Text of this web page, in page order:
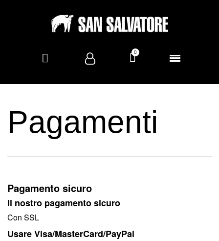
Pagamenti
Pagamento sicuro
Il nostro pagamento sicuro
Con SSL
Usare Visa/MasterCard/PayPal